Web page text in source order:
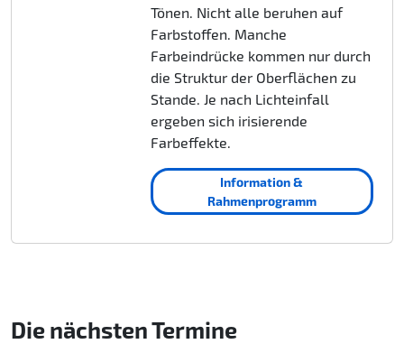
Tönen. Nicht alle beruhen auf
Farbstoffen. Manche
Farbeindrücke kommen nur durch
die Struktur der Oberflächen zu
Stande. Je nach Lichteinfall
ergeben sich irisierende
Farbeffekte.
Information &
Rahmenprogramm
Die nächsten Termine